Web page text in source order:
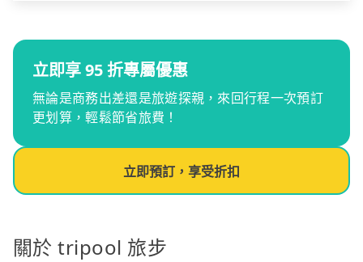
立即享 95 折專屬優惠
無論是商務出差還是旅遊探親，來回行程一次預訂
更划算，輕鬆節省旅費！
立即預訂，享受折扣
關於 tripool 旅步